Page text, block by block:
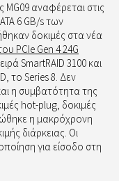
αναφέρεται στις
6 GB/s των
δοκιμές στα νέα
PCIe Gen 4 24G
SmartRAID 3100 και
το Series 8. Δεν
η συμβατότητα της
hot-plug, δοκιμές
η μακρόχρονη
διάρκειας. Οι
για είσοδο στη